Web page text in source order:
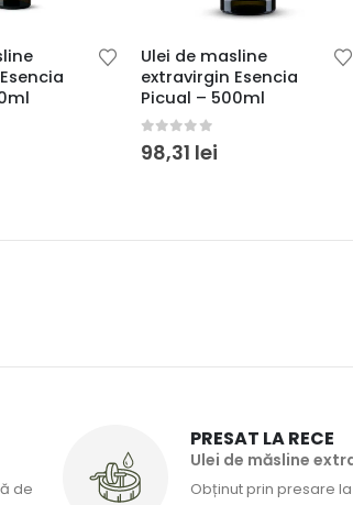
Ulei de masline
extravirgin Esencia
Picual – 500ml
0 din 5
98,31 lei
de
PRESAT LA RECE
Ulei de măsline
Obținut prin presare la